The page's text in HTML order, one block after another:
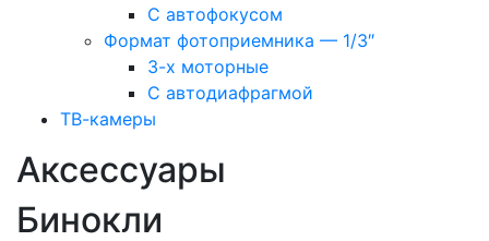
С автофокусом
Формат фотоприемника — 1/3″
3-х моторные
С автодиафрагмой
ТВ-камеры
Аксессуары
Бинокли